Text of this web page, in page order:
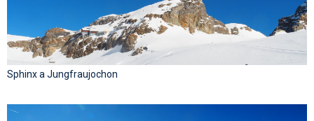
Sphinx a Jungfraujochon